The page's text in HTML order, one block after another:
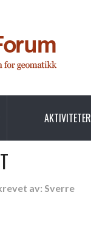
AKTIVITETER
av: Sverre